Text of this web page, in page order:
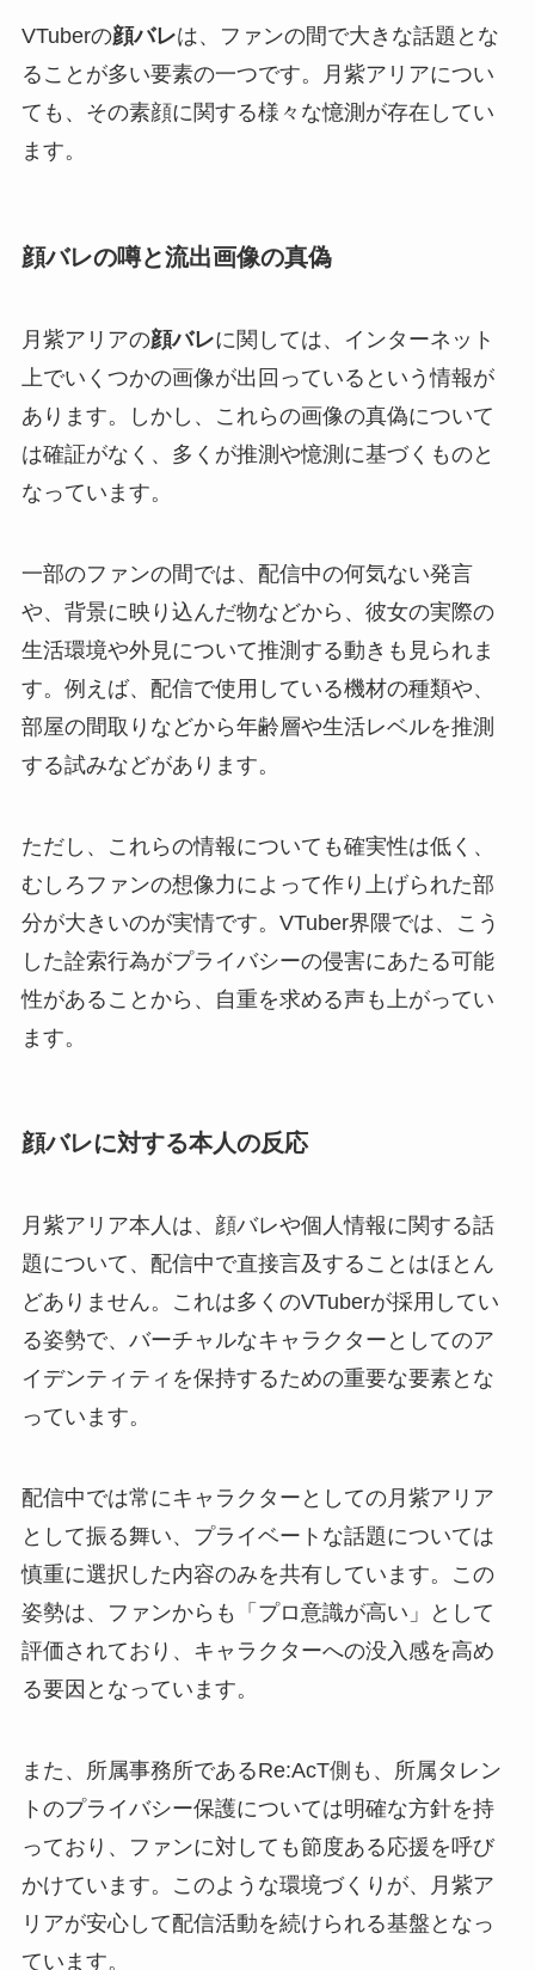
VTuberの顔バレは、ファンの間で大きな話題とな
ることが多い要素の一つです。月紫アリアについ
ても、その素顔に関する様々な憶測が存在してい
ます。
顔バレの噂と流出画像の真偽
月紫アリアの顔バレに関しては、インターネット
上でいくつかの画像が出回っているという情報が
あります。しかし、これらの画像の真偽について
は確証がなく、多くが推測や憶測に基づくものと
なっています。
一部のファンの間では、配信中の何気ない発言
や、背景に映り込んだ物などから、彼女の実際の
生活環境や外見について推測する動きも見られま
す。例えば、配信で使用している機材の種類や、
部屋の間取りなどから年齢層や生活レベルを推測
する試みなどがあります。
ただし、これらの情報についても確実性は低く、
むしろファンの想像力によって作り上げられた部
分が大きいのが実情です。VTuber界隈では、こう
した詮索行為がプライバシーの侵害にあたる可能
性があることから、自重を求める声も上がってい
ます。
顔バレに対する本人の反応
月紫アリア本人は、顔バレや個人情報に関する話
題について、配信中で直接言及することはほとん
どありません。これは多くのVTuberが採用してい
る姿勢で、バーチャルなキャラクターとしてのア
イデンティティを保持するための重要な要素とな
っています。
配信中では常にキャラクターとしての月紫アリア
として振る舞い、プライベートな話題については
慎重に選択した内容のみを共有しています。この
姿勢は、ファンからも「プロ意識が高い」として
評価されており、キャラクターへの没入感を高め
る要因となっています。
また、所属事務所であるRe:AcT側も、所属タレン
トのプライバシー保護については明確な方針を持
っており、ファンに対しても節度ある応援を呼び
かけています。このような環境づくりが、月紫ア
リアが安心して配信活動を続けられる基盤となっ
ています。